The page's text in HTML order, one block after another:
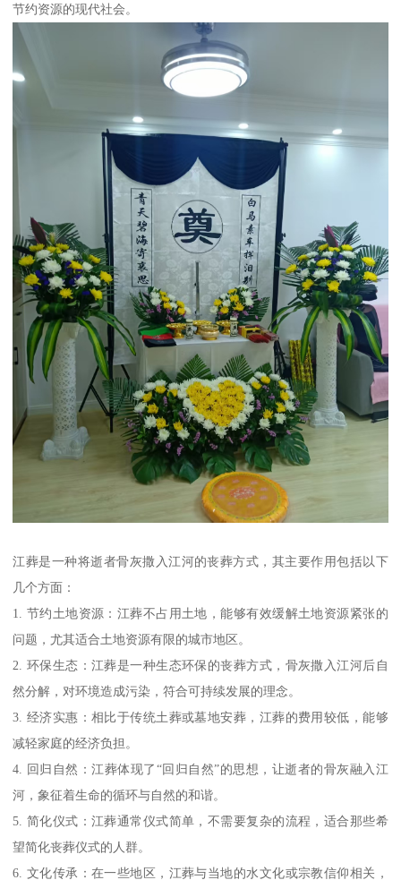
节约资源的现代社会。
江葬是一种将逝者骨灰撒入江河的丧葬方式，其主要作用包括以下
几个方面：
1. 节约土地资源：江葬不占用土地，能够有效缓解土地资源紧张的
问题，尤其适合土地资源有限的城市地区。
2. 环保生态：江葬是一种生态环保的丧葬方式，骨灰撒入江河后自
然分解，对环境造成污染，符合可持续发展的理念。
3. 经济实惠：相比于传统土葬或墓地安葬，江葬的费用较低，能够
减轻家庭的经济负担。
4. 回归自然：江葬体现了“回归自然”的思想，让逝者的骨灰融入江
河，象征着生命的循环与自然的和谐。
5. 简化仪式：江葬通常仪式简单，不需要复杂的流程，适合那些希
望简化丧葬仪式的人群。
6. 文化传承：在一些地区，江葬与当地的水文化或宗教信仰相关，